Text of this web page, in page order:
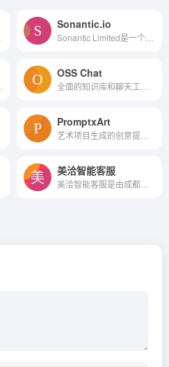
Sonantic.io
OSS Chat
PromptxArt
美洽智能客服